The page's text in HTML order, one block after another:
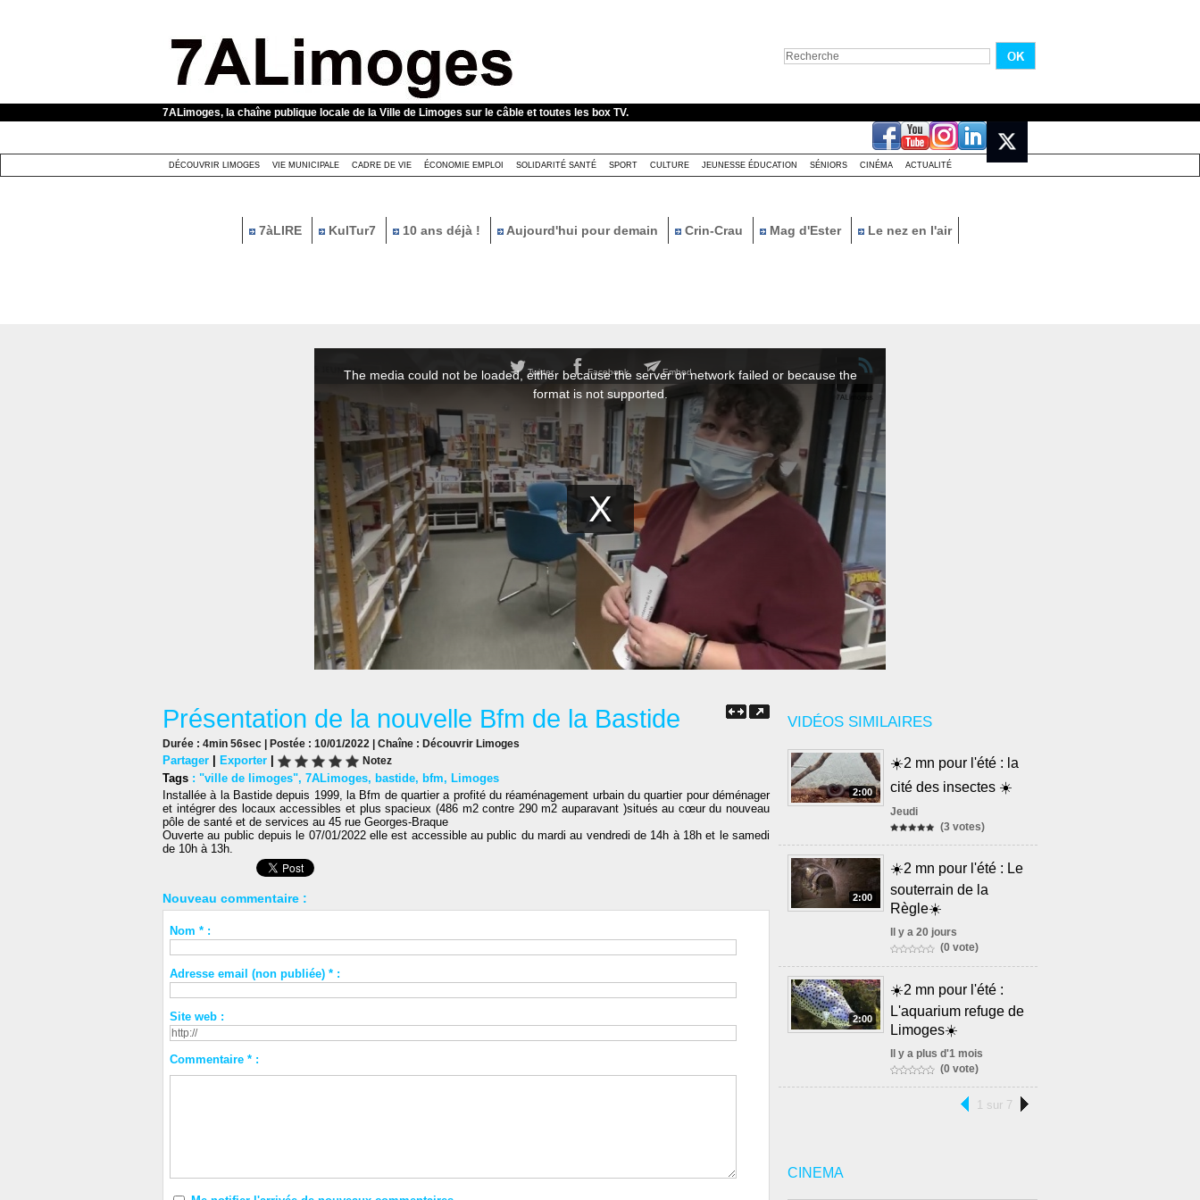
7ALimoges, la chaîne publique locale de la Ville de Limoges sur le câble et toutes les box TV.
DÉCOUVRIR LIMOGES VIE MUNICIPALE CADRE DE VIE ÉCONOMIE EMPLOI SOLIDARITÉ SANTÉ SPORT CULTURE JEUNESSE ÉDUCATION SÉNIORS CINÉMA ACTUALITÉ
7àLIRE KulTur7 10 ans déjà ! Aujourd'hui pour demain Crin-Crau Mag d'Ester Le nez en l'air
VIDÉOS SIMILAIRES
2:00
☀️2 mn pour l'été : la
cité des insectes ☀️
Jeudi
(3 votes)
2:00
☀️2 mn pour l'été : Le
souterrain de la
Règle☀️
Il y a 20 jours
(0 vote)
2:00
☀️2 mn pour l'été :
L'aquarium refuge de
Limoges☀️
Il y a plus d'1 mois
(0 vote)
1 sur 7
CINEMA
Présentation de la nouvelle Bfm de la Bastide
Durée : 4min 56sec | Postée : 10/01/2022 | Chaîne : Découvrir Limoges
Partager | Exporter | Notez
Tags : "ville de limoges", 7ALimoges, bastide, bfm, Limoges
Installée à la Bastide depuis 1999, la Bfm de quartier a profité du réaménagement urbain du quartier pour déménager
et intégrer des locaux accessibles et plus spacieux (486 m2 contre 290 m2 auparavant )situés au cœur du nouveau
pôle de santé et de services au 45 rue Georges-Braque
Ouverte au public depuis le 07/01/2022 elle est accessible au public du mardi au vendredi de 14h à 18h et le samedi
de 10h à 13h.
Nouveau commentaire :
Nom * :
Adresse email (non publiée) * :
Site web :
Commentaire * :